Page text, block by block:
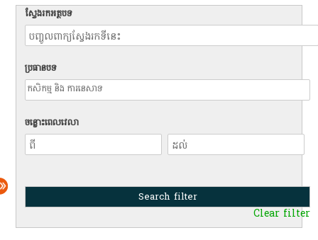
ស្វែងរកអត្ថបទ
ប្រធានបទ
ចន្លោះពេលវេលា
Clear filter